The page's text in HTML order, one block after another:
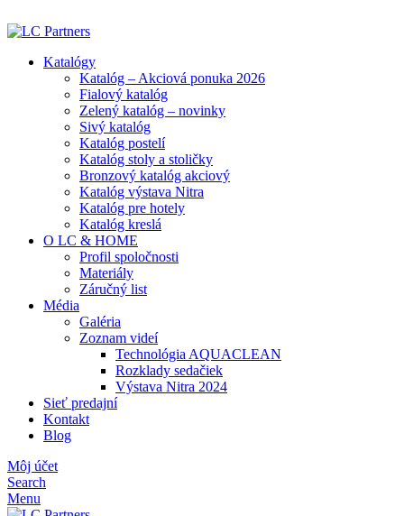
Katalógy
Katalóg – Akciová ponuka 2026
Fialový katalóg
Zelený katalóg – novinky
Sivý katalóg
Katalóg postelí
Katalóg stoly a stoličky
Bronzový katalóg akciový
Katalóg výstava Nitra
Katalóg pre hotely
Katalóg kreslá
O LC & HOME
Profil spoločnosti
Materiály
Záručný list
Média
Galéria
Zoznam videí
Technológia AQUACLEAN
Rozklady sedačiek
Výstava Nitra 2024
Sieť predajní
Kontakt
Blog
Môj účet
Search
Menu